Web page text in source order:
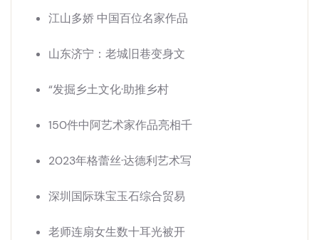
江山多娇 中国百位名家作品
山东济宁：老城旧巷变身文
“发掘乡土文化·助推乡村
150件中阿艺术家作品亮相千
2023年格蕾丝·达德利艺术写
深圳国际珠宝玉石综合贸易
老师连扇女生数十耳光被开